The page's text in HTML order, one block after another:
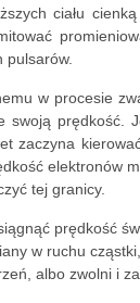
ciału
pulsarów.
w procesie
prędkość.
zaczyna
elektronów
tej granicy.
prędkość
w ruchu
albo zwolni i